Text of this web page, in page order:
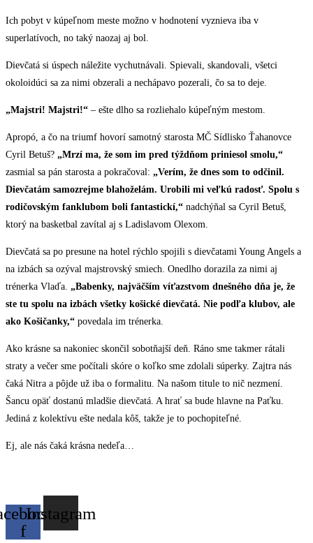
Ich pobyt v kúpeľnom meste možno v hodnotení vyznieva iba v
superlatívoch, no taký naozaj aj bol.
Dievčatá si úspech náležite vychutnávali. Spievali, skandovali, všetci
okoloidúci sa za nimi obzerali a nechápavo pozerali, čo sa to deje.
„Majstri! Majstri!“ – ešte dlho sa rozliehalo kúpeľným mestom.
Apropó, a čo na triumf hovorí samotný starosta MČ Sídlisko Ťahanovce
Cyril Betuš? „Mrzí ma, že som im pred týždňom priniesol smolu,“
zasmial sa pán starosta a pokračoval: „Verím, že dnes som to odčinil.
Dievčatám samozrejme blahoželám. Urobili mi veľkú radosť. Spolu s
rodičovským fanklubom boli fantastickí,“ nadchýňal sa Cyril Betuš,
ktorý na basketbal zavítal aj s Ladislavom Olexom.
Dievčatá sa po presune na hotel rýchlo spojili s dievčatami Young Angels a
na izbách sa ozýval majstrovský smiech. Onedlho dorazila za nimi aj
trénerka Vlaďa. „Babenky, najväčším víťazstvom dnešného dňa je, že
ste tu spolu na izbách všetky košické dievčatá. Nie podľa klubov, ale
ako Košičanky,“ povedala im trénerka.
Ako krásne sa nakoniec skončil sobotňajší deň. Ráno sme takmer rátali
straty a večer sme počítali skóre o koľko sme zdolali súperky. Zajtra nás
čaká Nitra a pôjde už iba o formalitu. Na našom titule to nič nezmení.
Šancu opäť dostanú mladšie dievčatá. A hrať sa bude hlavne na Paťku.
Jediná z kolektívu ešte nedala kôš, takže je to pochopiteľné.
Ej, ale nás čaká krásna nedeľa…
f
Instagram